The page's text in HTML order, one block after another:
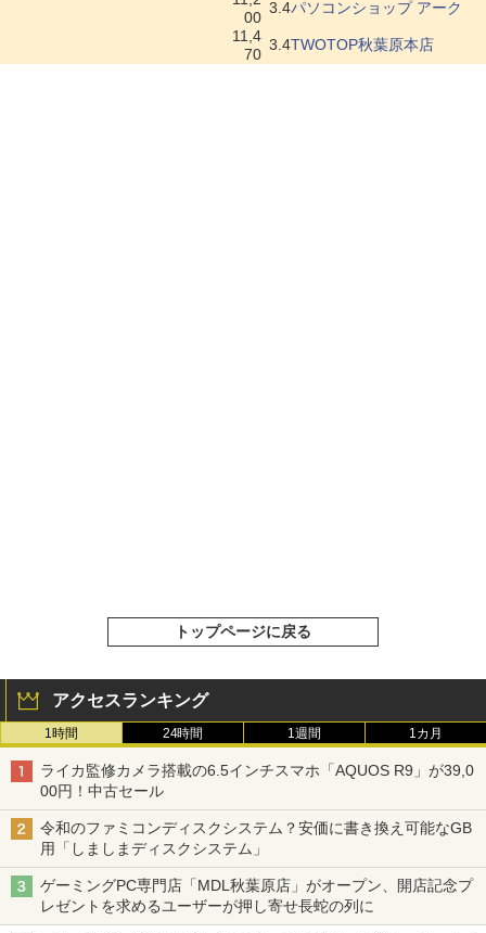
00
3.4パソコンショップ アーク
11,4
70
3.4TWOTOP秋葉原本店
トップページに戻る
アクセスランキング
1時間 24時間 1週間 1カ月
ライカ監修カメラ搭載の6.5インチスマホ「AQUOS R9」が39,0
00円！中古セール
令和のファミコンディスクシステム？安価に書き換え可能なGB
用「しましまディスクシステム」
ゲーミングPC専門店「MDL秋葉原店」がオープン、開店記念プ
レゼントを求めるユーザーが押し寄せ長蛇の列に